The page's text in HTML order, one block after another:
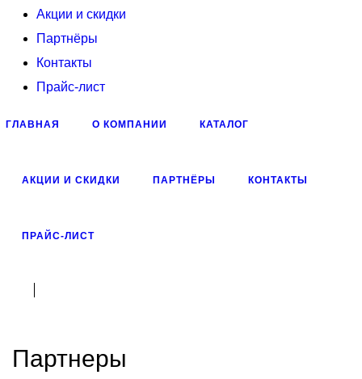
Акции и скидки
Партнёры
Контакты
Прайс-лист
ГЛАВНАЯ О КОМПАНИИ КАТАЛОГ
АКЦИИ И СКИДКИ ПАРТНЁРЫ КОНТАКТЫ
ПРАЙС-ЛИСТ
Партнеры